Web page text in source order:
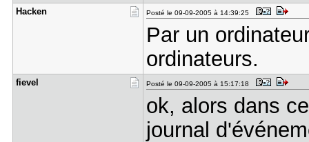
Hacken Posté le 09-09-2005 à 14:39:25
Par un
ordinateurs.
fievel Posté le 09-09-2005 à 15:17:18
ok, alors dans
journal